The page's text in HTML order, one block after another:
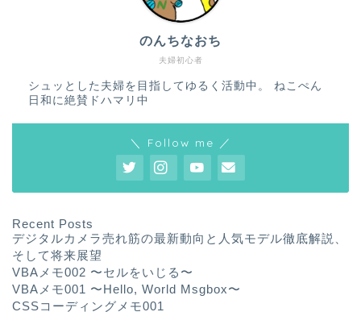
夫婦初心者
のんちなおち
シュッとした夫婦を目指してゆるく活動中。 ねこぺん
日和に絶賛ドハマリ中
＼ Follow me ／
Recent Posts
デジタルカメラ売れ筋の最新動向と人気モデル徹底解説、
そして将来展望
VBAメモ002 〜セルをいじる〜
VBAメモ001 〜Hello, World Msgbox〜
CSSコーディングメモ001
ランキング